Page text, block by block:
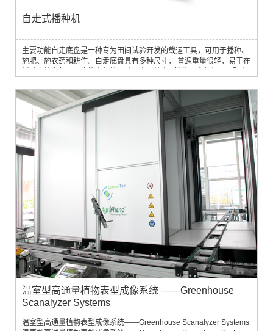
自走式播种机
主要功能自走底盘是一种专为田间试验开发的载运工具，可用于播种、
施肥、施农药和耕作。自走底盘具有多种尺寸， 普遍重量很轻，易于在
作台ü 可搭配多款播种系统ü 性能强大的机器，配有静液压驱动。ü 性
能强大的低噪声 Kubota 发动机ü 两轮驱动和四轮驱动两种规格（可
选） 结构紧凑，转向性能...
温室型高通量植物表型成像系统 ——Greenhouse
Scanalyzer Systems
温室型高通量植物表型成像系统——Greenhouse Scanalyzer Systems